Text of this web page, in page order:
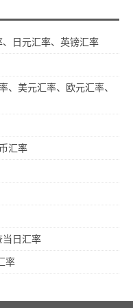
日元汇率、英镑汇率
美元汇率、欧元汇率、
汇率
当日汇率
率